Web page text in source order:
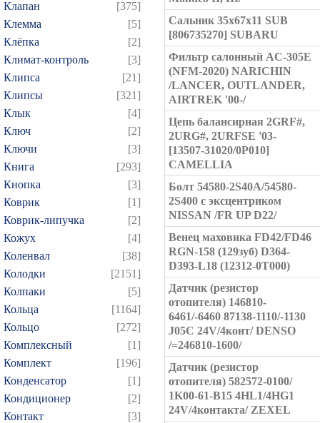
Клапан
[375]
Клемма
[5]
Клёпка
[2]
Климат-контроль
[3]
Клипса
[21]
Клипсы
[321]
Клык
[4]
Ключ
[2]
Ключи
[3]
Книга
[293]
Кнопка
[3]
Коврик
[1]
Коврик-липучка
[2]
Кожух
[4]
Коленвал
[38]
Колодки
[2151]
Колпаки
[5]
Кольца
[1164]
Кольцо
[272]
Комплексный
[1]
Комплект
[196]
Конденсатор
[1]
Кондиционер
[2]
Контакт
[3]
Сальник 35x67x11 SUB
[806735270] SUBARU
Фильтр салонный AC-305E
(NFM-2020) NARICHIN
/LANCER, OUTLANDER,
AIRTREK '00-/
Цепь балансирная 2GRF#,
2URG#, 2URFSE '03-
[13507-31020/0P010]
CAMELLIA
Болт 54580-2S40A/54580-
2S400 с эксцентриком
NISSAN /FR UP D22/
Венец маховика FD42/FD46
RGN-158 (129зуб) D364-
D393-L18 (12312-0T000)
Датчик (резистор
отопителя) 146810-
6461/-6460 87138-1110/-1130
J05C 24V/4конт/ DENSO
/=246810-1600/
Датчик (резистор
отопителя) 582572-0100/
1K00-61-B15 4HL1/4HG1
24V/4контакта/ ZEXEL